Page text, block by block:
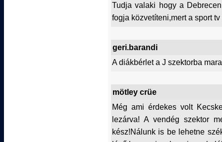
Tudja valaki hogy a
fogja közvetíteni,mert a sport
geri.barandi
A diákbérlet a J szektorba
mötley crüe
Még ami érdekes volt
lezárva! A vendég szektor
kész!Nálunk is be lehetne